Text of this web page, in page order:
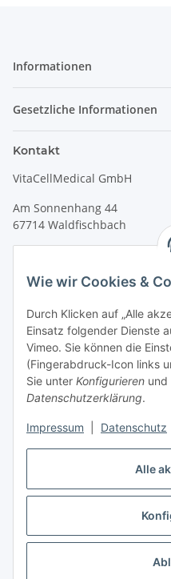
Alle
Wie wir Cookies &
Durch Klicken auf „Alle
Einsatz folgender Dienste
Vimeo. Sie können die
(Fingerabdruck-Icon links
Sie unter Konfigurieren und
Datenschutzerklärung.
Impressum Datenschutz
Informationen
Gesetzliche Informationen
Kontakt
VitaCellMedical GmbH
Am Sonnenhang 44
67714 Waldfischbach
info@vitacellmedical.com
Erreichbarkeit
Mo – Fr 08:00 Uhr – 17:00
Außerhalb dieser Zeit unter
Sie möchten, dass wir Sie
Ihre Terminvorschläge >>>
* Alle Preise inkl. gesetzlicher